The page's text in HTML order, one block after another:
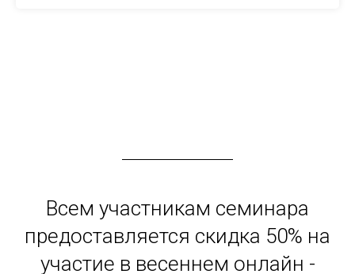
Всем участникам семинара
предоставляется скидка 50% на
участие в весеннем онлайн -